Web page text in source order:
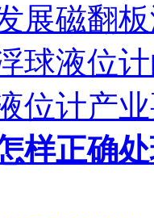
展磁翻
球液位
位计产
样正确